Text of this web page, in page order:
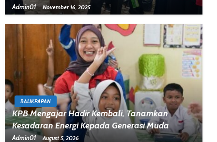
Admin01 November 16, 2025
BALIKPAPAN
KPB Mengajar Hadir Kembali, Tanamkan
Kesadaran Energi Kepada Generasi Muda
Admin01 August 5, 2026